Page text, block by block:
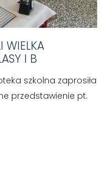
WIELKA
I B
szkolna zaprosiła
przedstawienie pt.